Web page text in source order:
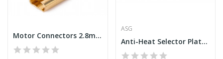
Motor Connectors 2.8mm
ASG
Anti-Heat Selector Plate for AK Series [GUARDER]